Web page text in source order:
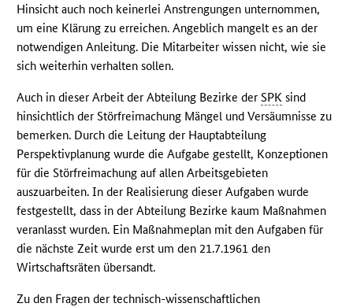
Hinsicht auch noch keinerlei Anstrengungen unternommen,
um eine Klärung zu erreichen. Angeblich mangelt es an der
notwendigen Anleitung. Die Mitarbeiter wissen nicht, wie sie
sich weiterhin verhalten sollen.
Auch in dieser Arbeit der Abteilung Bezirke derSPK sind
hinsichtlich der Störfreimachung Mängel und Versäumnisse zu
bemerken. Durch die Leitung der Hauptabteilung
Perspektivplanung wurde die Aufgabe gestellt, Konzeptionen
für die Störfreimachung auf allen Arbeitsgebieten
auszuarbeiten. In der Realisierung dieser Aufgaben wurde
festgestellt, dass in der Abteilung Bezirke kaum Maßnahmen
veranlasst wurden. Ein Maßnahmeplan mit den Aufgaben für
die nächste Zeit wurde erst um den 21.7.1961 den
Wirtschaftsräten übersandt.
Zu den Fragen der technisch-wissenschaftlichen